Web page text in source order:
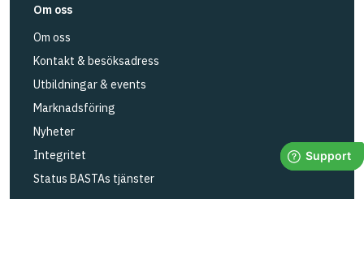
Om oss
Om oss
Kontakt & besöksadress
Utbildningar & events
Marknadsföring
Nyheter
Integritet
Status BASTAs tjänster